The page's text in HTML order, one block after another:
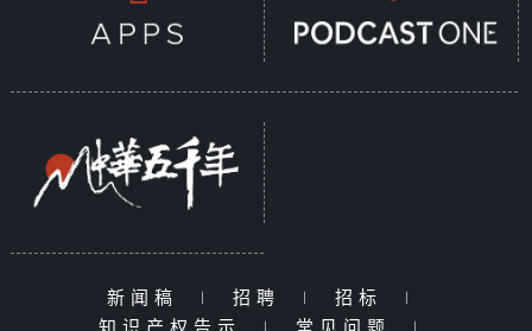
新闻稿 | 招聘 | 招标
|